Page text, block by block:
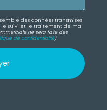
des données transmises
suivi et le traitement de ma
ne sera faite des
de confidentialité)